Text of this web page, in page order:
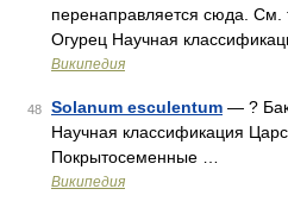
перенаправляется сюда. Cм.
Огурец Научная
Википедия
48 Solanum esculentum — ?
Научная классификация
Покрытосеменные …
Википедия